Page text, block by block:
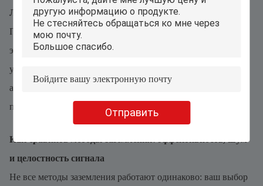
Отправить
Лучше всего для:
Продвинутые конструкции, такие как аэрокосмическая
электроника, базовые станции 5G и медицинские
устройства (например, ультразвуковые машины с
аналоговыми преобразователями + цифровыми
процессорами).
Как сравнить методы заземления: эффективность, шум
и целостность сигнала
Не все методы заземления работают одинаково: ваш выбор